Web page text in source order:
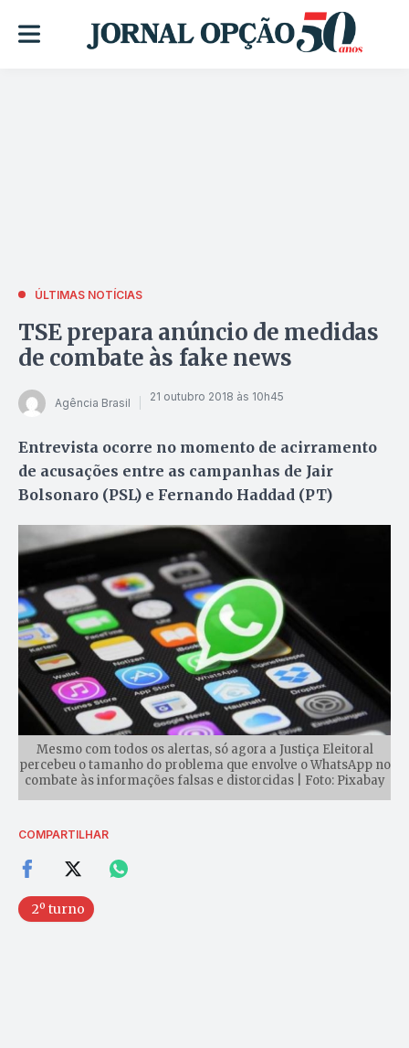
ÚLTIMAS NOTÍCIAS
TSE prepara anúncio de medidas
de combate às fake news
Agência Brasil 21 outubro 2018 às 10h45
Entrevista ocorre no momento de acirramento
de acusações entre as campanhas de Jair
Bolsonaro (PSL) e Fernando Haddad (PT)
Mesmo com todos os alertas, só agora a Justiça Eleitoral
percebeu o tamanho do problema que envolve o WhatsApp no
combate às informações falsas e distorcidas | Foto: Pixabay
COMPARTILHAR
2º turno